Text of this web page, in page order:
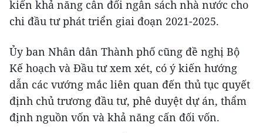
kiến khả năng cân đối ngân sách nhà nước cho
chi đầu tư phát triển giai đoạn 2021-2025.
Ủy ban Nhân dân Thành phố cũng đề nghị Bộ
Kế hoạch và Đầu tư xem xét, có ý kiến hướng
dẫn các vướng mắc liên quan đến thủ tục quyết
định chủ trương đầu tư, phê duyệt dự án, thẩm
định nguồn vốn và khả năng cấn đối vốn.